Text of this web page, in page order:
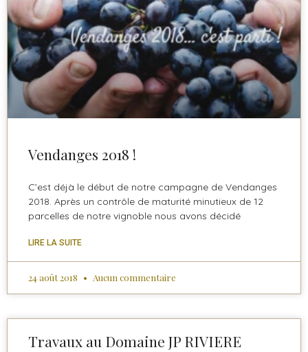
Vendanges 2018 !
C’est déjà le début de notre campagne de Vendanges
2018. Après un contrôle de maturité minutieux de 12
parcelles de notre vignoble nous avons décidé
LIRE LA SUITE
24 août 2018 Aucun commentaire
Travaux au Domaine JP RIVIERE